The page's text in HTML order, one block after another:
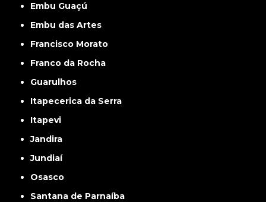
Embu Guaçú
Embu das Artes
Francisco Morato
Franco da Rocha
Guarulhos
Itapecerica da Serra
Itapevi
Jandira
Jundiaí
Osasco
Santana de Parnaíba